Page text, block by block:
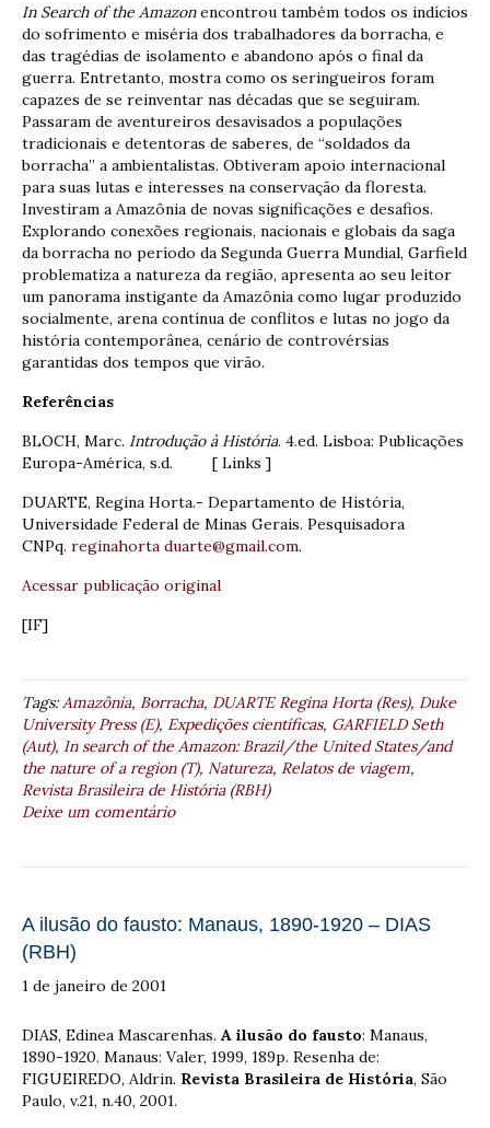
In Search of the Amazonencontrou também todos os indícios
do sofrimento e miséria dos trabalhadores da borracha, e
das tragédias de isolamento e abandono após o final da
guerra. Entretanto, mostra como os seringueiros foram
capazes de se reinventar nas décadas que se seguiram.
Passaram de aventureiros desavisados a populações
tradicionais e detentoras de saberes, de “soldados da
borracha” a ambientalistas. Obtiveram apoio internacional
para suas lutas e interesses na conservação da floresta.
Investiram a Amazônia de novas significações e desafios.
Explorando conexões regionais, nacionais e globais da saga
da borracha no período da Segunda Guerra Mundial, Garfield
problematiza a natureza da região, apresenta ao seu leitor
um panorama instigante da Amazônia como lugar produzido
socialmente, arena contínua de conflitos e lutas no jogo da
história contemporânea, cenário de controvérsias
garantidas dos tempos que virão.
Referências
BLOCH, Marc. Introdução à História. 4.ed. Lisboa: Publicações
Europa-América, s.d. [ Links ]
DUARTE, Regina Horta.- Departamento de História,
Universidade Federal de Minas Gerais. Pesquisadora
CNPq. reginahorta duarte@gmail.com.
Acessar publicação original
[IF]
Tags:Amazônia, Borracha, DUARTE Regina Horta (Res), Duke
University Press (E), Expedições científicas, GARFIELD Seth
(Aut), In search of the Amazon: Brazil/the United States/and
the nature of a region (T), Natureza, Relatos de viagem,
Revista Brasileira de História (RBH)
Deixe um comentário
A ilusão do fausto: Manaus, 1890-1920 – DIAS
(RBH)
1 de janeiro de 2001
DIAS, Edinea Mascarenhas. A ilusão do fausto: Manaus,
1890-1920. Manaus: Valer, 1999, 189p. Resenha de:
FIGUEIREDO, Aldrin. Revista Brasileira de História, São
Paulo, v.21, n.40, 2001.